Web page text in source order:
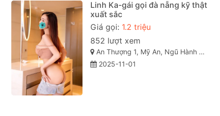
Linh Ka-gái gọi đà nẵng kỹ thật
xuất sắc
Giá gọi: 1.2 triệu
852 lượt xem
An Thượng 1, Mỹ An, Ngũ Hành Sơn, Đà Nẵng
2025-11-01